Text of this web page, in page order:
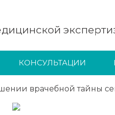
КОНСУЛЬТАЦИИ
врачебной тайны